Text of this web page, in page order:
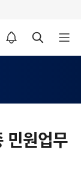
알림설정 바로가기 검색 바로가기 메뉴 열기
민원업무